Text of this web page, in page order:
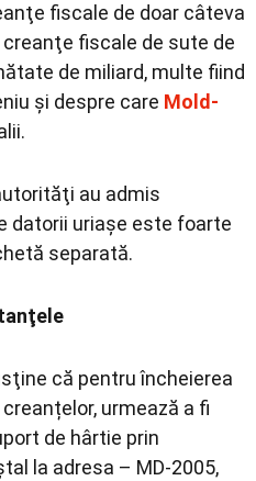
fiscale de doar câteva
fiscale de sute de
de miliard, multe fiind
şi despre care Mold-
au admis
datorii uriaşe este foarte
separată.
că pentru încheierea
urmează a fi
de hârtie prin
la adresa – MD-2005,